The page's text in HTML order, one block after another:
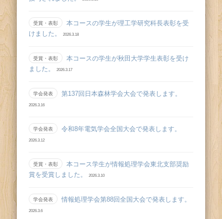
受賞・表彰
本コースの学生が理工学研究科長表彰を受
けました。
2026.3.18
受賞・表彰
本コースの学生が秋田大学学生表彰を受け
ました。
2026.3.17
学会発表 第137回日本森林学会大会で発表します。
2026.3.16
学会発表 令和8年電気学会全国大会で発表します。
2026.3.12
受賞・表彰
本コース学生が情報処理学会東北支部奨励
賞を受賞しました。
2026.3.10
学会発表 情報処理学会第88回全国大会で発表します。
2026.3.6